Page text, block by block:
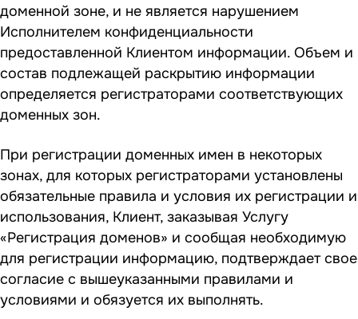
доменной зоне, и не является нарушением
Исполнителем конфиденциальности
предоставленной Клиентом информации. Объем и
состав подлежащей раскрытию информации
определяется регистраторами соответствующих
доменных зон.
При регистрации доменных имен в некоторых
зонах, для которых регистраторами установлены
обязательные правила и условия их регистрации и
использования, Клиент, заказывая Услугу
«Регистрация доменов» и сообщая необходимую
для регистрации информацию, подтверждает свое
согласие с вышеуказанными правилами и
условиями и обязуется их выполнять.